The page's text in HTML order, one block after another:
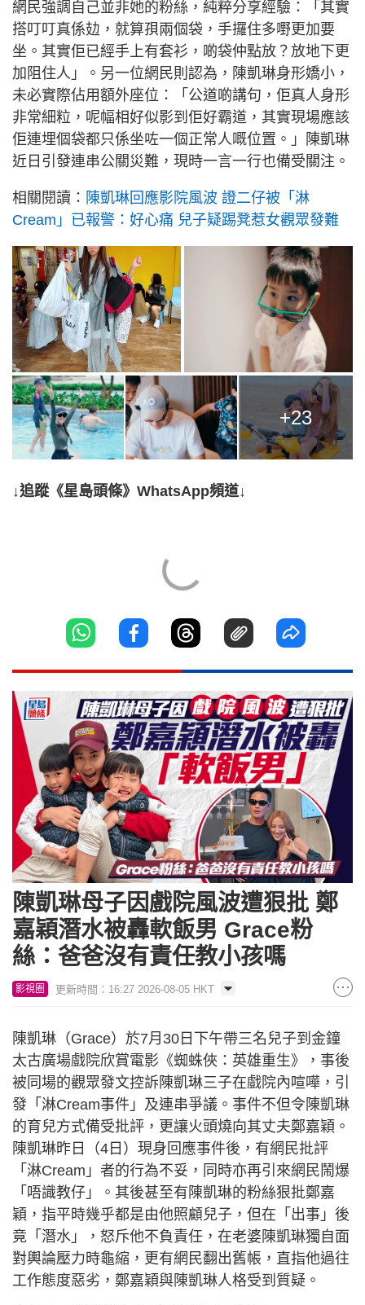
網民強調自己並非她的粉絲，純粹分享經驗：「其實
搭叮叮真係攰，就算孭兩個袋，手攞住多嘢更加要
坐。其實佢已經手上有套衫，啲袋仲點放？放地下更
加阻住人」。另一位網民則認為，陳凱琳身形嬌小，
未必實際佔用額外座位：「公道啲講句，佢真人身形
非常細粒，呢幅相好似影到佢好霸道，其實現場應該
佢連埋個袋都只係坐咗一個正常人嘅位置。」陳凱琳
近日引發連串公關災難，現時一言一行也備受關注。
相關閱讀： 陳凱琳回應影院風波 證二仔被「淋
Cream」已報警：好心痛 兒子疑踢凳惹女觀眾發難
+23
↓追蹤《星島頭條》WhatsApp頻道↓
陳凱琳母子因戲院風波遭狠批 鄭
嘉穎潛水被轟軟飯男 Grace粉
絲：爸爸沒有責任教小孩嗎
影視圈 更新時間：16:27 2026-08-05 HKT
陳凱琳（Grace）於7月30日下午帶三名兒子到金鐘
太古廣場戲院欣賞電影《蜘蛛俠：英雄重生》，事後
被同場的觀眾發文控訴陳凱琳三子在戲院內喧嘩，引
發「淋Cream事件」及連串爭議。事件不但令陳凱琳
的育兒方式備受批評，更讓火頭燒向其丈夫鄭嘉穎。
陳凱琳昨日（4日）現身回應事件後，有網民批評
「淋Cream」者的行為不妥，同時亦再引來網民鬧爆
「唔識教仔」。其後甚至有陳凱琳的粉絲狠批鄭嘉
穎，指平時幾乎都是由他照顧兒子，但在「出事」後
竟「潛水」，怒斥他不負責任，在老婆陳凱琳獨自面
對輿論壓力時龜縮，更有網民翻出舊帳，直指他過往
工作態度惡劣，鄭嘉穎與陳凱琳人格受到質疑。